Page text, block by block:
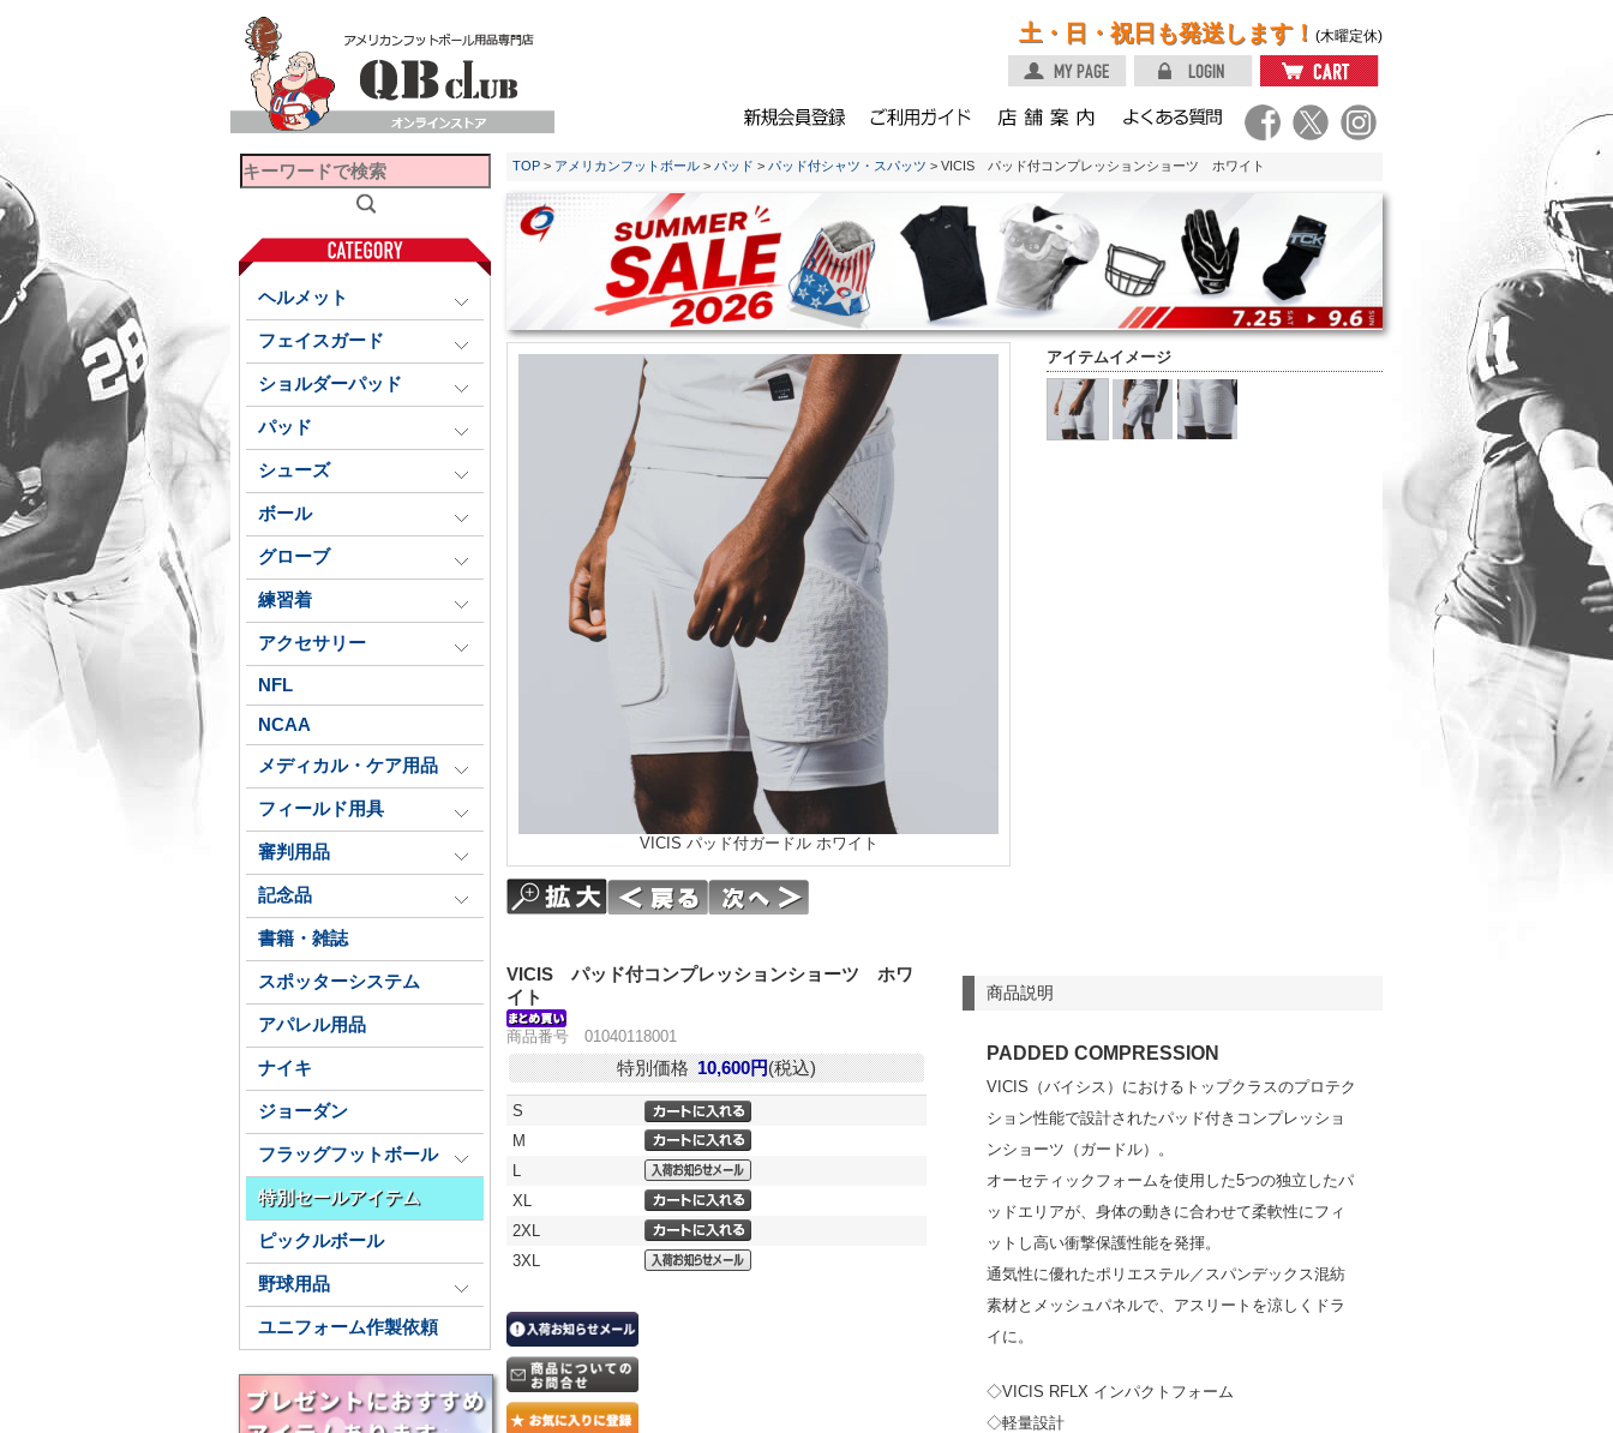
土・日・祝日も発送します！ (木曜定休)
ヘルメット
フェイスガード
ショルダーパッド
パッド
シューズ
ボール
グローブ
練習着
アクセサリー
NFL
NCAA
メディカル・ケア用品
フィールド用具
審判用品
記念品
書籍・雑誌
スポッターシステム
アパレル用品
ナイキ
ジョーダン
フラッグフットボール
特別セールアイテム
ピックルボール
野球用品
ユニフォーム作製依頼
TOP > アメリカンフットボール > パッド > パッド付シャツ・スパッツ > VICIS パッド付コンプレッションショーツ ホワイト
アイテムイメージ
VICIS パッド付ガードル ホワイト
商品説明
PADDED COMPRESSION
VICIS（バイシス）におけるトップクラスのプロテク
ション性能で設計されたパッド付きコンプレッショ
ンショーツ（ガードル）。
オーセティックフォームを使用した5つの独立したパ
ッドエリアが、身体の動きに合わせて柔軟性にフィ
ットし高い衝撃保護性能を発揮。
通気性に優れたポリエステル／スパンデックス混紡
素材とメッシュパネルで、アスリートを涼しくドラ
イに。
◇VICIS RFLX インパクトフォーム
◇軽量設計
VICIS パッド付コンプレッションショーツ ホワ
イト
商品番号 01040118001
特別価格 10,600円(税込)
S
M
L
XL
2XL
3XL